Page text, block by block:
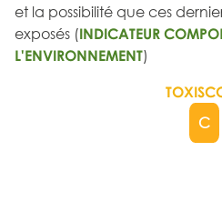
et la possibilité que ces
exposés (INDICATEUR
L'ENVIRONNEMENT)
C